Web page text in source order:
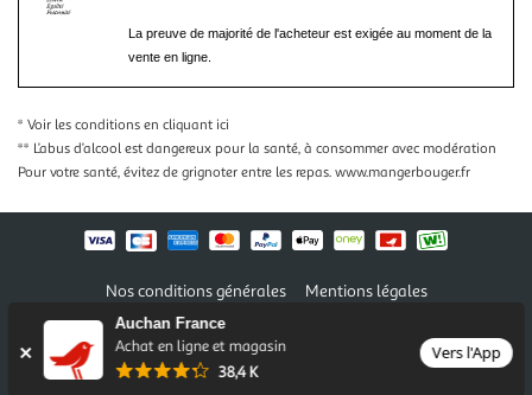
Auchan France
Achat en ligne et magasin
38,4 K
Vers l'App
La preuve de majorité de l'acheteur est exigée au moment de la
vente en ligne.
* Voir les conditions en cliquant ici
** L’abus d’alcool est dangereux pour la santé, à consommer avec modération
Pour votre santé, évitez de grignoter entre les repas. www.mangerbouger.fr
Nos conditions générales
Mentions légales
Conditions des offres et promotions
Politique de confidentialité
Informations légales marketplace